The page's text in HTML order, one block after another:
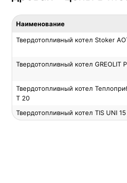
Наименование
Твердотопливный котел Stoker
Твердотопливный котел GREOLIT
Твердотопливный котел
Т 20
Твердотопливный котел TIS UNI 15